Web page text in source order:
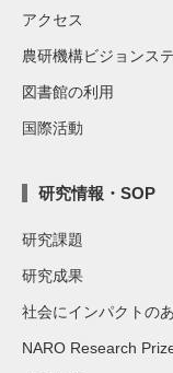
アクセス
農研機構ビジョンス
図書館の利用
国際活動
研究情報・SOP
研究課題
研究成果
社会にインパクトの
NARO Research